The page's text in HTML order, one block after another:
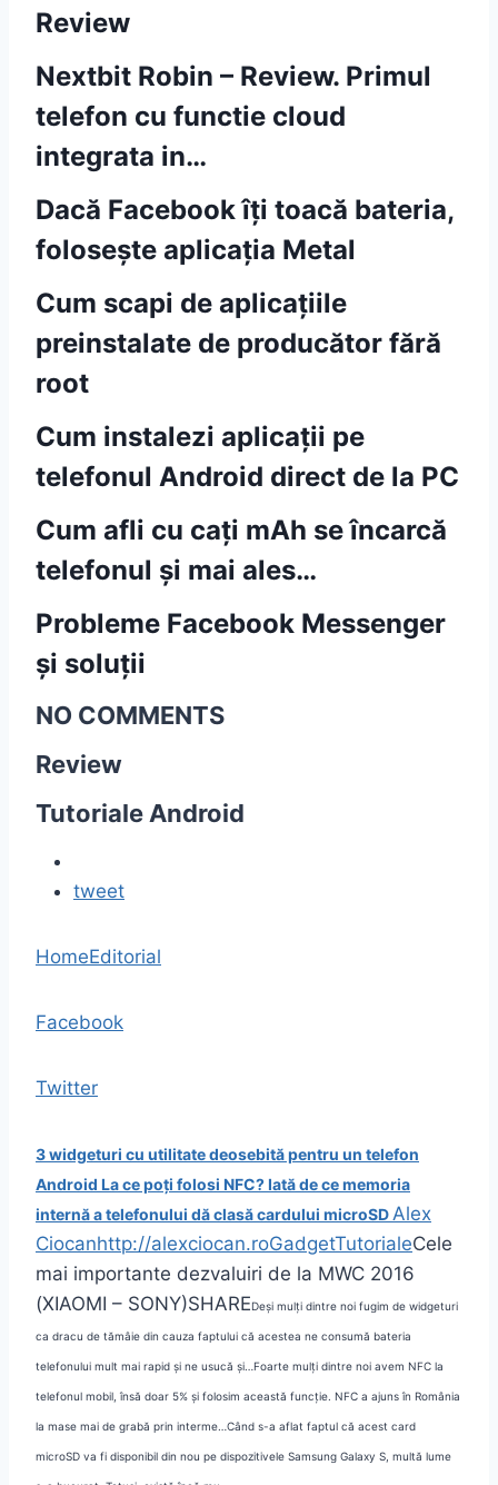
Review
Nextbit Robin – Review. Primul
telefon cu functie cloud
integrata in…
Dacă Facebook îți toacă bateria,
folosește aplicația Metal
Cum scapi de aplicațiile
preinstalate de producător fără
root
Cum instalezi aplicații pe
telefonul Android direct de la PC
Cum afli cu cați mAh se încarcă
telefonul și mai ales…
Probleme Facebook Messenger
și soluții
NO COMMENTS
Review
Tutoriale Android
tweet
HomeEditorial
Facebook
Twitter
3 widgeturi cu utilitate deosebită pentru un telefon
Android La ce poți folosi NFC?Iată de ce memoria
internă a telefonului dă clasă cardului microSD Alex
Ciocanhttp://alexciocan.roGadgetTutorialeCele
mai importante dezvaluiri de la MWC 2016
(XIAOMI – SONY)SHAREDeși mulți dintre noi fugim de widgeturi
ca dracu de tămâie din cauza faptului că acestea ne consumă bateria
telefonului mult mai rapid și ne usucă și… Foarte mulți dintre noi avem NFC la
telefonul mobil, însă doar 5% și folosim această funcție. NFC a ajuns în România
la mase mai de grabă prin interme… Când s-a aflat faptul că acest card
microSD va fi disponibil din nou pe dispozitivele Samsung Galaxy S, multă lume